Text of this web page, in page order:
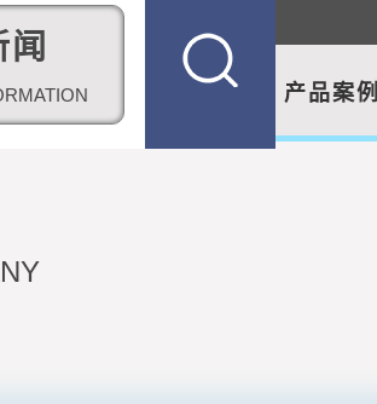
机 洗砂机 公司新闻 产品案例